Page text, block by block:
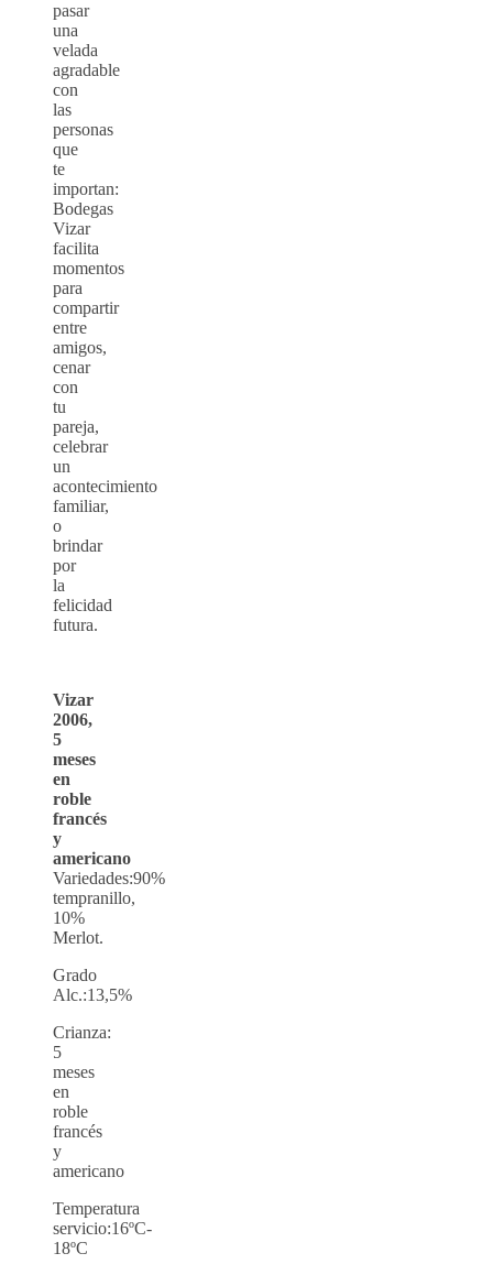
pasar
una
velada
agradable
con
las
personas
que
te
importan:
Bodegas
Vizar
facilita
momentos
para
compartir
entre
amigos,
cenar
con
tu
pareja,
celebrar
un
acontecimiento
familiar,
o
brindar
por
la
felicidad
futura.
Vizar
2006,
5
meses
en
roble
francés
y
americano
Variedades:90%
tempranillo,
10%
Merlot.
Grado
Alc.:13,5%
Crianza:
5
meses
en
roble
francés
y
americano
Temperatura
servicio:16ºC-
18ºC